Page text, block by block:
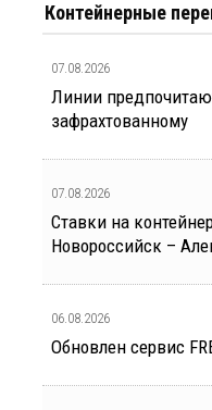
Контейнерные
07.08.2026
Линии
зафрахтованному
07.08.2026
Ставки на
Новороссийск –
06.08.2026
Обновлен сервис